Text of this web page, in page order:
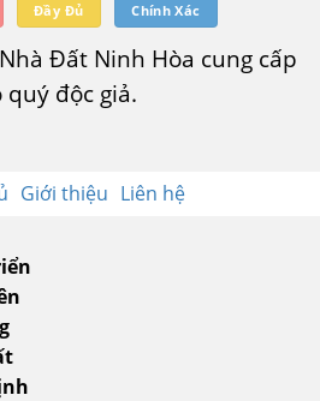
Đầy Đủ Chính Xác
Đất Ninh Hòa cung cấp
quý độc giả.
Giới thiệu Liên hệ